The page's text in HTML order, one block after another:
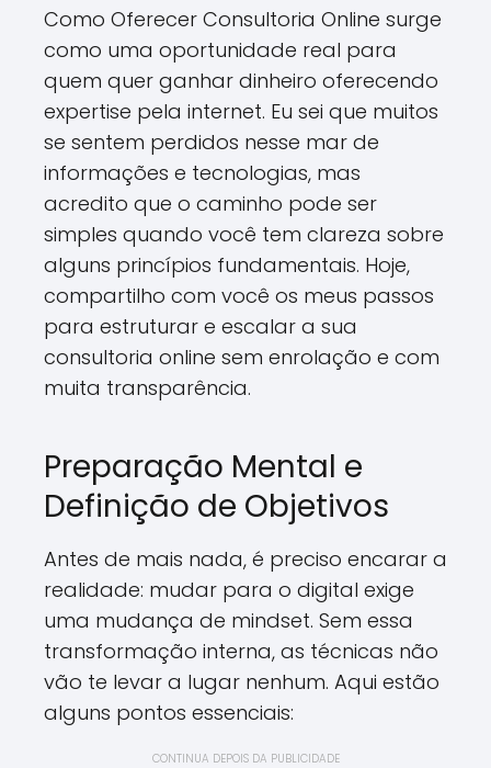
Como Oferecer Consultoria Online surge
como uma oportunidade real para
quem quer ganhar dinheiro oferecendo
expertise pela internet. Eu sei que muitos
se sentem perdidos nesse mar de
informações e tecnologias, mas
acredito que o caminho pode ser
simples quando você tem clareza sobre
alguns princípios fundamentais. Hoje,
compartilho com você os meus passos
para estruturar e escalar a sua
consultoria online sem enrolação e com
muita transparência.
Preparação Mental e
Definição de Objetivos
Antes de mais nada, é preciso encarar a
realidade: mudar para o digital exige
uma mudança de mindset. Sem essa
transformação interna, as técnicas não
vão te levar a lugar nenhum. Aqui estão
alguns pontos essenciais:
CONTINUA DEPOIS DA PUBLICIDADE